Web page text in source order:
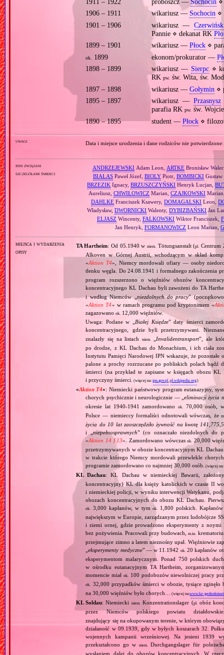
1911 – 1922
proboszcz — Sochocin ⋄
1906 – 1911
wikariusz — Sochocin⋄
1901 – 1906
wikariusz — Czerwińsk
Pannie ⋄ dekanat RK
1899 – 1901
wikariusz — Płock⋄
ok. 1899 ekonom/prokurator —
1898 – 1899
wikariusz — Sierpc⋄
RK pw. św. Wita, św.
1897 – 1898
wikariusz — Gołymin ⋄
1895 – 1897
wikariusz — Przasnysz
parafia RK pw. św.
1890 – 1895
student — Płock⋄
uwagi Data i miejsce urodzenia i dane rodziców nie
inni związani
szczegółami śmierci
ANDRZEJEWSKIAdam Leon, ARTKEBronisław
BIAŁASPaweł Józef, BIOLYPiotr, BOMBICKIGustaw
BRZEZIK Ignacy,BRZUSZCZYŃSKI Henryk Lucjan,
Aureliusz, CHWIŁOWICZ Marian, CZAJKOWSKI
DAHLKE Franciszek Ksawery,DOMAGALSKI Leon,
Władysław,DWORNICKI Walenty,DYBIZBAŃSKI Jan
ELJASZWincenty, FALKOWSKIWiktor Franciszek,
Jan Henryk, FORMANOWICZ Leon Marian,
miejsca i wydarzenia
opisy
TA Hartheim: Od 05.1940 w niem. Tötungsanstalt (pl. Centrum
Alkoven w Górnej Austrii, wchodzącym w skład
«Aktion T4», Niemcy mordowali ofiary — osoby
tlenku węgla. Do 24.08.1941 i formalnego zakończenia
program rozszerzono o więźniów obozów
koncentracyjnego KL Dachau byli zawożeni do TA
i według Niemców „ niezdolnych do pracy”
«Aktion T4» w ramach programu pod kryptonimem «
zagazowanook. 12,000 więźniów.
Uwaga: Podane w „ Białej Księdze” daty śmierci
koncentracyjnego, gdzie byli przetrzymywani.
znalazły się na listach
niem. Invalidentransport”, ale
po drodze, z KL Dachau do Monachium, i ich ciała
Instytutu Pamięci Narodowej IPN wskazuje, że
palone a prochy rozrzucane po pobliskich polach bądź
śmierci (na przykład te zapisane w księgach obozu
i przyczyny śmierci.
(więcej na:ipn.gov.pl,pl.wikipedia.org)
«Aktion T4»: Niemiecki państwowy program eutanazyjny,
chorych psychicznie i neurologicznie — „eliminacji życia
okresie lat 1940‐1941 zamordowanook.
70,000 osób,
Polsce — niemieccy formaliści odnotowali wówczas, że
życia do 10 lat zaoszczędziło żywność na kwotę
i „niepełnosprawnych” (co oznaczało niezdolnych do
«Aktion 14 f 13». Zamordowano wówczasok. 20,000
przetrzymywanych w obozie koncentracyjnym KL
w trakcie którego Niemcy mordowali przewlekle
programie zamordowano co najmniej 30,000 osób.
(więcej
KL Dachau: KL Dachau w niemieckiej Bawarii,
koncentracyjny) KL dla księży katolickich w czasie II
i niemieckiej policji, w wyniku interwencji Watykanu,
obozach koncentracyjnych do obozu KL Dachau.
ok. 3,000 kapłanów, w tymok.
1,800 polskich.
największym w Europie, zarządzanym przez ludobójcze
i ziemi ornej, gdzie prowadzono eksperymenty z
bez pożywienia. Pracowali przy budowach,m.in.
przejmujące zimno a latem nieznośny upał. Więźniowie
„eksperymenty medyczne” — w 11.1942 ok. 20 kapłanów
eksperymentom malarycznym. Ponad 750 polskich
w ośrodku eutanacyjnym TA Hartheim,
momencie miałok. 100 podobozów niewolniczej pracy
ok. 32,000 przypadków śmierci w obozie, tysiące
na 30,000 więźniów było chorych…
(więcej na:www.kz-
KL Soldau: Niemiecki niem. Konzentrationslager (pl. obóz
przez Niemców polskiego powiatu
znajdujący się na okupowanym terenie, w którym
działaność w 09.1939, gdy w byłych koszarach 32.
wojennych kampanii wrześniowej. Na jesieni 1939
przekształcono go w
niem. Durchgangslager für
wysłaniem dalej do obozów koncentracyjnych. W